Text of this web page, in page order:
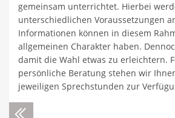
gemeinsam unterrichtet. Hierbei
unterschiedlichen Voraussetzungen
Informationen können in diesem
allgemeinen Charakter haben.
damit die Wahl etwas zu erleichtern.
persönliche Beratung stehen wir
jeweiligen Sprechstunden zur